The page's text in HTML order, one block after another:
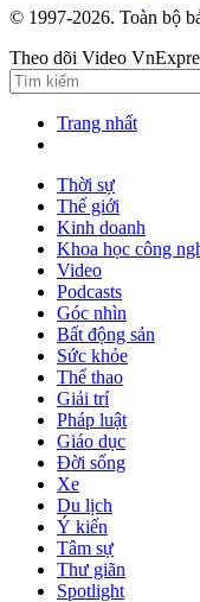
© 1997-2026. Toàn bộ
Theo dõi Video
Trang nhất
Thời sự
Thế giới
Kinh doanh
Khoa học công
Video
Podcasts
Góc nhìn
Bất động sản
Sức khỏe
Thể thao
Giải trí
Pháp luật
Giáo dục
Đời sống
Xe
Du lịch
Ý kiến
Tâm sự
Thư giãn
Spotlight